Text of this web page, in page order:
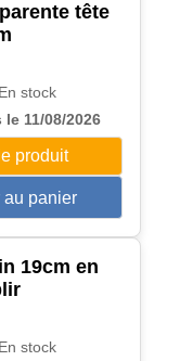
tête
stock
11/08/2026
produit
panier
19cm en
stock